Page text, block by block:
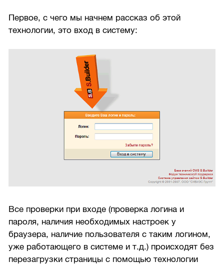
Первое, с чего мы начнем рассказ об этой
технологии, это вход в систему:
Все проверки при входе (проверка логина и
пароля, наличия необходимых настроек у
браузера, наличие пользователя с таким логином,
уже работающего в системе и т.д.) происходят без
перезагрузки страницы с помощью технологии